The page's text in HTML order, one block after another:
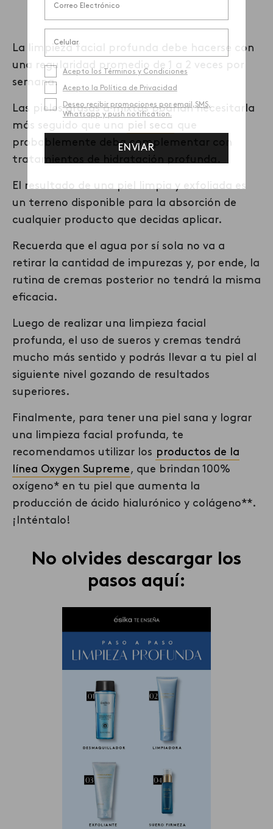
Según el tipo de piel,
impieza facial profunda debe hacerse con
una regularidad promedio de 1 a 2 veces por
Las pieles grasas a mixtas podrían necesitarla
más seguido que unapiel secaque
probablemente deba complementar con
tratamientos de hidratación profunda.
El resultado de una piel limpia y exfoliada es
un terreno disponible para la absorción de
cualquier producto que
aplicar
Recuerda que e l agua por sí sola
retirar la cantidad de impurezas y , por ende ,
rutina de cremas posterior no tendrá la misma
Luego de
una limpieza facial
profunda,
de sueros y cremas tendrá
mucho más sentido y podr
piel al
siguiente nivel gozando de resultados
superiores.
Finalmente, para tener una piel sana y lograr
una limpieza facial profunda, te
productos de la
línea Oxygen Supreme, que brindan 100%
oxígeno* en tu piel que aumenta la
producción de ácido hialurónico y colágeno**.
¡Inténtalo!
No olvides descargar los
pasos aquí: